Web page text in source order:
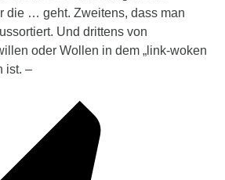
die … geht. Zweitens, dass man
Und drittens von
oder Wollen in dem „link-woken
ist. –